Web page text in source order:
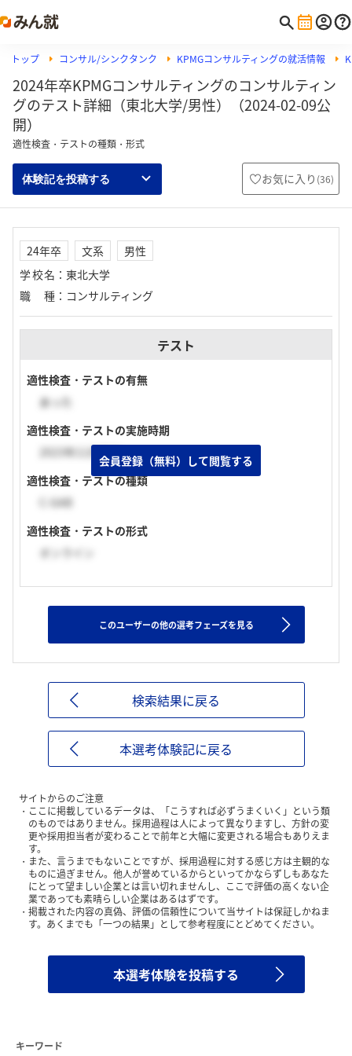
トップ コンサル/シンクタンク KPMGコンサルティングの就活情報
2024年卒KPMGコンサルティングのコンサルティン
グのテスト詳細（東北大学/男性）（2024-02-09公
開）
適性検査・テストの種類・形式
体験記を投稿する お気に入り (36)
24年卒 文系
男性
学校名 ： 東北大学
職種 ： コンサルティング
テスト
適性検査・テストの有無
あった
適性検査・テストの実施時期
2023年11月下旬
適性検査・テストの種類
C-GAB
適性検査・テストの形式
オンライン
会員登録（無料）して閲覧する
このユーザーの他の選考フェーズを見る
検索結果に戻る
本選考体験記に戻る
サイトからのご注意
ここに掲載しているデータは、「こうすれば必ずうまくいく」という類
のものではありません。採用過程は人によって異なりますし、方針の変
更や採用担当者が変わることで前年と大幅に変更される場合もありえま
す。
また、言うまでもないことですが、採用過程に対する感じ方は主観的な
ものに過ぎません。他人が誉めているからといってかならずしもあなた
にとって望ましい企業とは言い切れませんし、ここで評価の高くない企
業であっても素晴らしい企業はあるはずです。
掲載された内容の真偽、評価の信頼性について当サイトは保証しかねま
す。あくまでも「一つの結果」として参考程度にとどめてください。
本選考体験を投稿する
キーワード